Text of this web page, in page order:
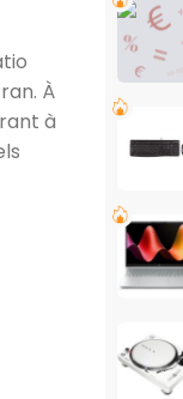
À
à